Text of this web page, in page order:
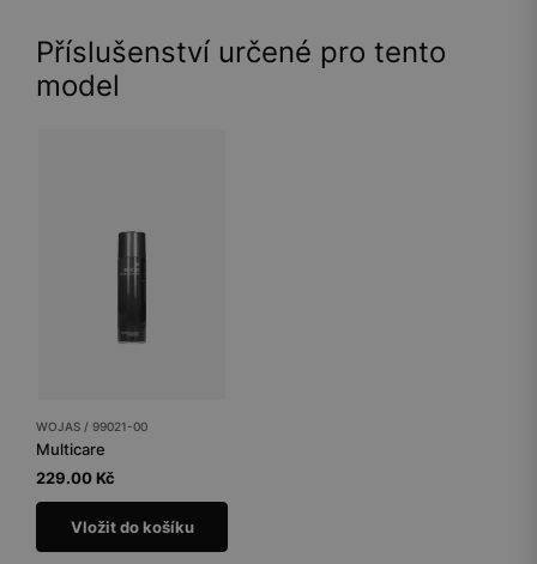
Příslušenství určené pro tento
model
WOJAS / 99021-00
Multicare
229.00 Kč
Vložit do košíku